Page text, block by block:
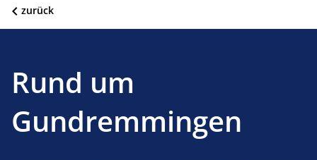
zurück
Rund um
Gundremmingen